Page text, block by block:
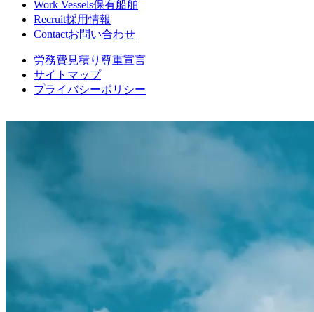
Work Vessels保有船舶
Recruit採用情報
Contactお問い合わせ
労務費見積り尊重宣言
サイトマップ
プライバシーポリシー